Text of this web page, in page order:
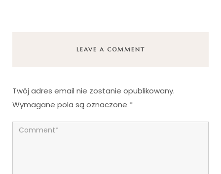
LEAVE A COMMENT
Twój adres email nie zostanie opublikowany.
Wymagane pola są oznaczone *